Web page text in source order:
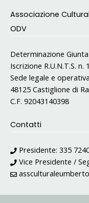
Associazione
ODV
Determinazione
Iscrizione R.U.N.T.S.
Sede legale e
48125 Castiglione di
C.F. 92043140398
Contatti
Presidente: 335
Vice Presidente /